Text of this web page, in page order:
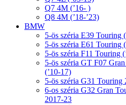
Q7 4M (’16- )
Q8 4M (’18-’23)
BMW
5-ös széria E39 Touring
5-ös széria E61 Touring
5-ös széria F11 Touring
5-ös széria GT F07
(’10-17)
5-ös széria G31 Touring
6-os széria G32 Gran
2017-23